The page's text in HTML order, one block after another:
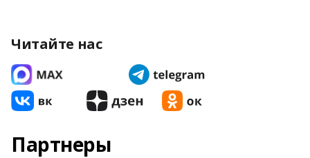
Читайте нас
Партнеры